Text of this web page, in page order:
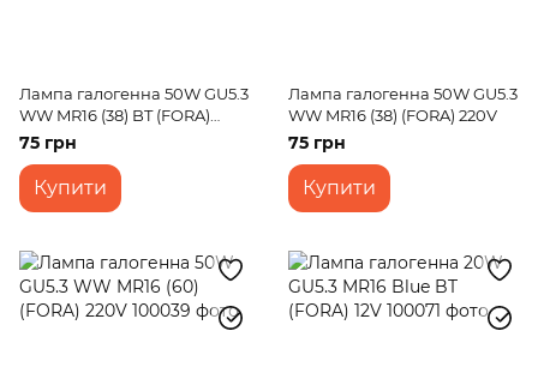
Лампа галогенна 50W GU5.3
WW MR16 (38) BT (FORA)
220V
75 грн
Купити
Лампа галогенна 50W GU5.3
WW MR16 (38) (FORA) 220V
75 грн
Купити